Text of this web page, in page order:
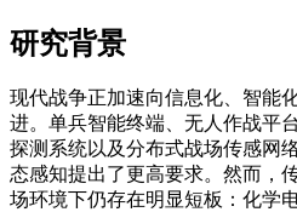
研究背景
现代战争正加速向信息化、智能
进。单兵智能终端、无人作战平
探测系统以及分布式战场传感网
态感知提出了更高要求。然而，
场环境下仍存在明显短板：化学